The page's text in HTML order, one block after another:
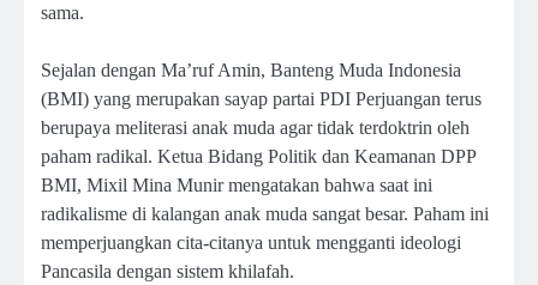
sama.
Sejalan dengan Ma’ruf Amin, Banteng Muda Indonesia
(BMI) yang merupakan sayap partai PDI Perjuangan terus
berupaya meliterasi anak muda agar tidak terdoktrin oleh
paham radikal. Ketua Bidang Politik dan Keamanan DPP
BMI, Mixil Mina Munir mengatakan bahwa saat ini
radikalisme di kalangan anak muda sangat besar. Paham ini
memperjuangkan cita-citanya untuk mengganti ideologi
Pancasila dengan sistem khilafah.